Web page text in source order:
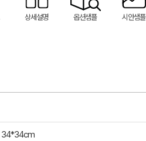
상세설명 옵션샘플 시안샘플
34*34cm